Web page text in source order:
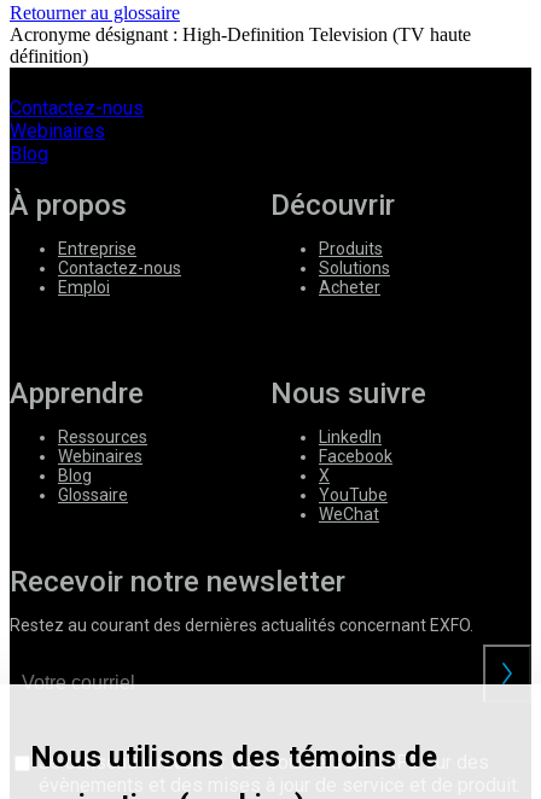
Nous utilisons des témoins de
Entreprise
Partenaires
Fournisseurs
Retourner au glossaire
Acronyme désignant : High-Definition Television (TV haute
définition)
Contactez-nous
Webinaires
Blog
À propos
Entreprise
Contactez-nous
Emploi
Découvrir
Produits
Solutions
Acheter
Apprendre
Ressources
Webinaires
Blog
Glossaire
Nous suivre
LinkedIn
Facebook
X
YouTube
WeChat
Recevoir notre newsletter
Restez au courant des dernières actualités concernant EXFO.
Je consens à recevoir des courriels de EXFO sur des